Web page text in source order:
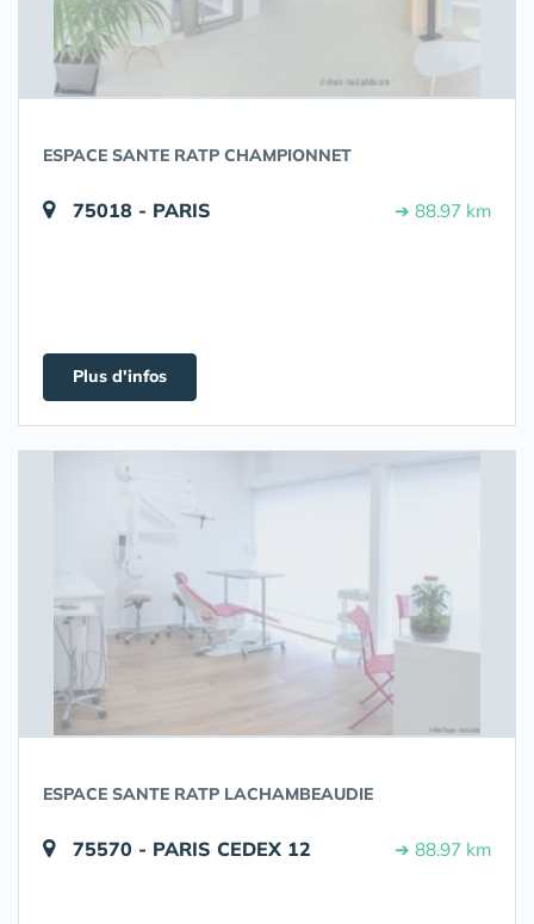
ESPACE SANTE RATP CHAMPIONNET
75018 - PARIS ➔ 88.97 km
Plus d'infos
ESPACE SANTE RATP LACHAMBEAUDIE
75570 - PARIS CEDEX 12 ➔ 88.97 km